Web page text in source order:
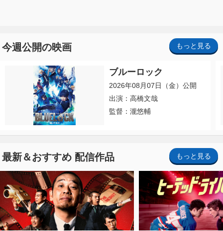
今週公開の映画 もっと見る
ブルーロック
2026年08月07日（金）公開
出演：高橋文哉
監督：瀧悠輔
最新＆おすすめ 配信作品 もっと見る